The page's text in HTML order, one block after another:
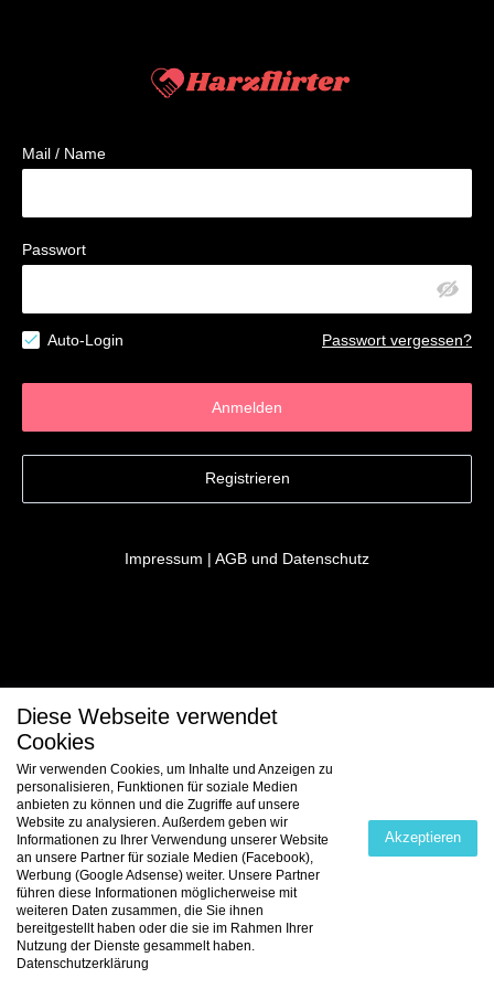
Mail / Name
Passwort
Auto-Login Passwort vergessen?
Anmelden
Registrieren
Impressum | AGB und Datenschutz
Diese Webseite verwendet
Cookies
Wir verwenden Cookies, um Inhalte und Anzeigen zu
personalisieren, Funktionen für soziale Medien
anbieten zu können und die Zugriffe auf unsere
Website zu analysieren. Außerdem geben wir
Informationen zu Ihrer Verwendung unserer Website
an unsere Partner für soziale Medien (Facebook),
Werbung (Google Adsense) weiter. Unsere Partner
führen diese Informationen möglicherweise mit
weiteren Daten zusammen, die Sie ihnen
bereitgestellt haben oder die sie im Rahmen Ihrer
Nutzung der Dienste gesammelt haben.
Datenschutzerklärung
Akzeptieren